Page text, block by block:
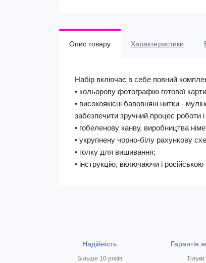
Опис товару Характеристики
Набір включає в себе повний
• кольорову фотографію готової
• високоякісні бавовняні нитки -
забезпечити зручний процес роботи і
• гобеленову канву, виробництва
• укрупнену чорно-білу рахункову
• голку для вишивання;
• інструкцію, включаючи і
Надійність
Більше 10 років
Гарантія
Тільки